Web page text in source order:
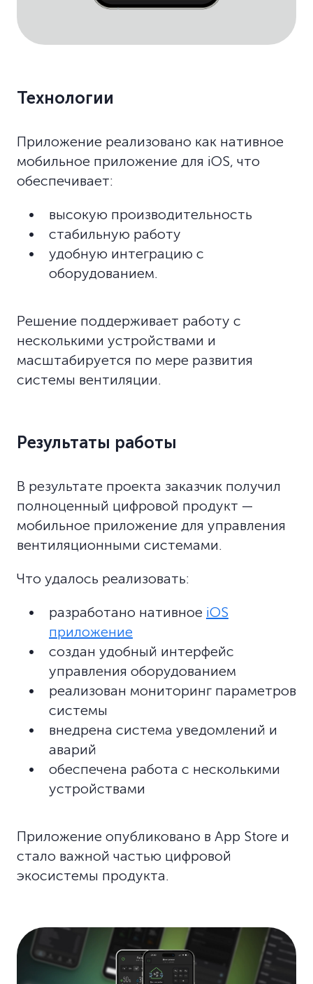
Технологии
Приложение реализовано как нативное
мобильное приложение для iOS, что
обеспечивает:
высокую производительность
стабильную работу
удобную интеграцию с
оборудованием.
Решение поддерживает работу с
несколькими устройствами и
масштабируется по мере развития
системы вентиляции.
Результаты работы
В результате проекта заказчик получил
полноценный цифровой продукт —
мобильное приложение для управления
вентиляционными системами.
Что удалось реализовать:
разработано нативное iOS
приложение
создан удобный интерфейс
управления оборудованием
реализован мониторинг параметров
системы
внедрена система уведомлений и
аварий
обеспечена работа с несколькими
устройствами
Приложение опубликовано в App Store и
стало важной частью цифровой
экосистемы продукта.